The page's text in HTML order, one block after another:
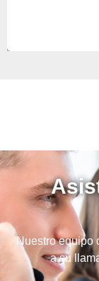
Nuestro equipo
a su